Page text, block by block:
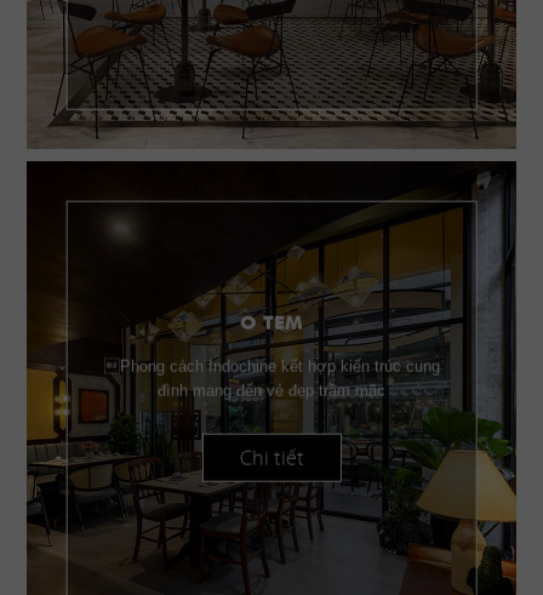
O TEM
Phong cách Indochine kết hợp kiến trúc cung
đình mang đến vẻ đẹp trầm mặc
Chi tiết